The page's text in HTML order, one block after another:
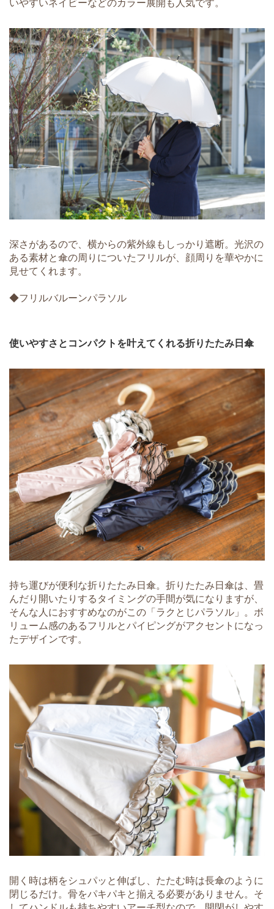
いやすいネイビーなどのカラー展開も人気です。
深さがあるので、横からの紫外線もしっかり遮断。光沢の
ある素材と傘の周りについたフリルが、顔周りを華やかに
見せてくれます。
◆フリルバルーンパラソル
使いやすさとコンパクトを叶えてくれる折りたたみ日傘
持ち運びが便利な折りたたみ日傘。折りたたみ日傘は、畳
んだり開いたりするタイミングの手間が気になりますが、
そんな人におすすめなのがこの「ラクとじパラソル」。ボ
リューム感のあるフリルとパイピングがアクセントになっ
たデザインです。
開く時は柄をシュパッと伸ばし、たたむ時は長傘のように
閉じるだけ。骨をパキパキと揃える必要がありません。そ